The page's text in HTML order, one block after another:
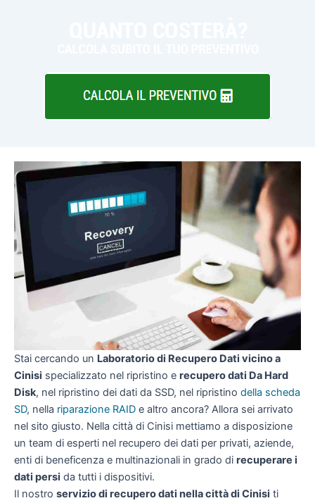
Stai cercando un Laboratorio di Recupero Dati vicino a
Cinisi specializzato nel ripristino e recupero dati Da Hard
Disk, nel ripristino dei dati da SSD, nel ripristino della scheda
SD, nella riparazione RAID e altro ancora? Allora sei arrivato
nel sito giusto. Nella città di Cinisi mettiamo a disposizione
un team di esperti nel recupero dei dati per privati, aziende,
enti di beneficenza e multinazionali in grado di recuperare i
dati persi da tutti i dispositivi.
Il nostro servizio di recupero dati nella città di Cinisi ti